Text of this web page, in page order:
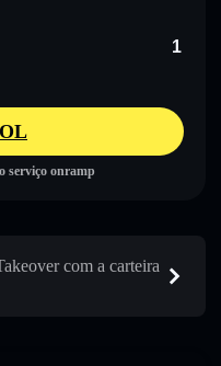
serviço onramp
com a carteira